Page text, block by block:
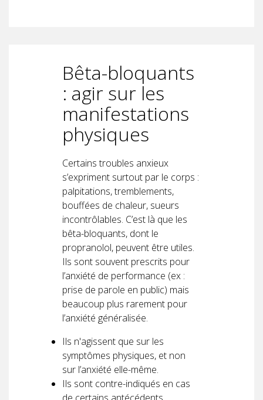
Bêta-bloquants
: agir sur les
manifestations
physiques
Certains troubles anxieux
s’expriment surtout par le corps :
palpitations, tremblements,
bouffées de chaleur, sueurs
incontrôlables. C’est là que les
bêta-bloquants, dont le
propranolol, peuvent être utiles.
Ils sont souvent prescrits pour
l’anxiété de performance (ex :
prise de parole en public) mais
beaucoup plus rarement pour
l’anxiété généralisée.
Ils n'agissent que sur les
symptômes physiques, et non
sur l’anxiété elle-même.
Ils sont contre-indiqués en cas